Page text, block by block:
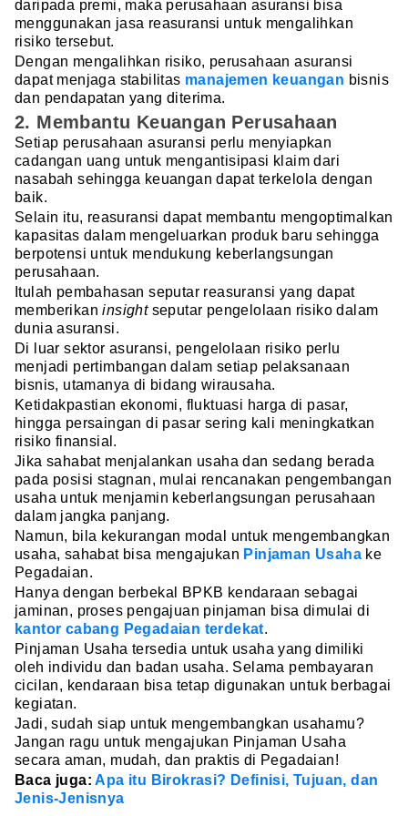
daripada premi, maka perusahaan asuransi bisa
menggunakan jasa reasuransi untuk mengalihkan
risiko tersebut.
Dengan mengalihkan risiko, perusahaan asuransi
dapat menjaga stabilitas manajemen keuangan bisnis
dan pendapatan yang diterima.
2. Membantu Keuangan Perusahaan
Setiap perusahaan asuransi perlu menyiapkan
cadangan uang untuk mengantisipasi klaim dari
nasabah sehingga keuangan dapat terkelola dengan
baik.
Selain itu, reasuransi dapat membantu mengoptimalkan
kapasitas dalam mengeluarkan produk baru sehingga
berpotensi untuk mendukung keberlangsungan
perusahaan.
Itulah pembahasan seputar reasuransi yang dapat
memberikaninsightseputar pengelolaan risiko dalam
dunia asuransi.
Di luar sektor asuransi, pengelolaan risiko perlu
menjadi pertimbangan dalam setiap pelaksanaan
bisnis, utamanya di bidang wirausaha.
Ketidakpastian ekonomi, fluktuasi harga di pasar,
hingga persaingan di pasar sering kali meningkatkan
risiko finansial.
Jika sahabat menjalankan usaha dan sedang berada
pada posisi stagnan, mulai rencanakan pengembangan
usaha untuk menjamin keberlangsungan perusahaan
dalam jangka panjang.
Namun, bila kekurangan modal untuk mengembangkan
usaha, sahabat bisa mengajukan Pinjaman Usaha ke
Pegadaian.
Hanya dengan berbekal BPKB kendaraan sebagai
jaminan, proses pengajuan pinjaman bisa dimulai di
kantor cabang Pegadaian terdekat.
Pinjaman Usaha tersedia untuk usaha yang dimiliki
oleh individu dan badan usaha. Selama pembayaran
cicilan, kendaraan bisa tetap digunakan untuk berbagai
kegiatan.
Jadi, sudah siap untuk mengembangkan usahamu?
Jangan ragu untuk mengajukan Pinjaman Usaha
secara aman, mudah, dan praktis di Pegadaian!
Baca juga:Apa itu Birokrasi? Definisi, Tujuan, dan
Jenis-Jenisnya